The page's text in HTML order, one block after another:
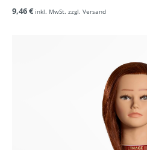
9,46 € inkl. MwSt. zzgl. Versand